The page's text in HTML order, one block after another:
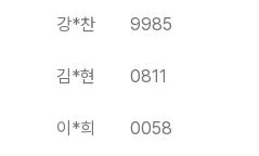
강*찬 9985
김*현 0811
이*희 0058